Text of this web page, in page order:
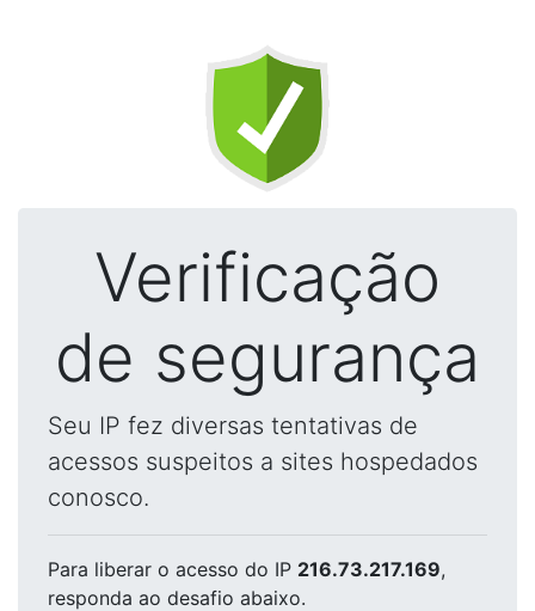
Verificação
de segurança
Seu IP fez diversas tentativas de
acessos suspeitos a sites hospedados
conosco.
Para liberar o acesso do IP 216.73.217.169,
responda ao desafio abaixo.